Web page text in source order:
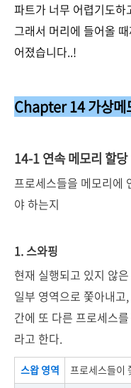
파트가 너무 어렵기도하
그래서 머리에 들어올
어졌습니다..!
Chapter 14 가상메
14-1 연속 메모리 할당
프로세스들을 메모리에
야 하는지
1. 스와핑
현재 실행되고 있지 않
일부 영역으로 쫓아내
간에 또 다른 프로세스
라고 한다.
스왑 영역 프로세스들이